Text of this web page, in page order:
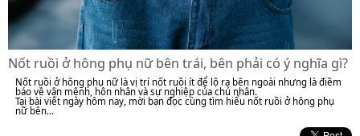
Nốt ruồi ở hông phụ nữ bên trái, bên phải có ý nghĩa gì?
Nốt ruồi ở hông phụ nữ là vị trí nốt ruồi ít để lộ ra bên ngoài nhưng là điềm
báo về vận mệnh, hôn nhân và sự nghiệp của chủ nhân.
Tại bài viết ngày hôm nay, mời bạn đọc cùng tìm hiểu nốt ruồi ở hông phụ
nữ bên...